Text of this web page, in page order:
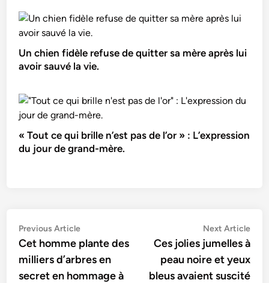
Un chien fidèle refuse de quitter sa mère après lui
avoir sauvé la vie.
« Tout ce qui brille n’est pas de l’or » : L’expression
du jour de grand-mère.
Navigation
de
l’article
Previous ArticlePrevious
article:
Cet homme plante des
milliers d’arbres en
secret en hommage à
Next Article
Ces jolies jumelles à
peau noire et yeux
bleus avaient suscité